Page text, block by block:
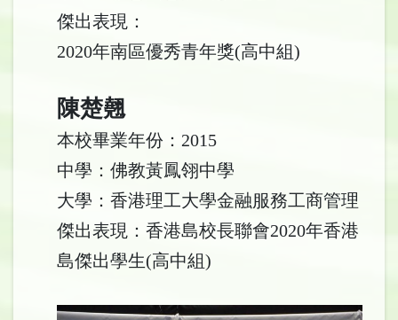
傑出表現：
2020年南區優秀青年獎(高中組)
陳楚翹
本校畢業年份：2015
中學：佛教黃鳳翎中學
大學：香港理工大學金融服務工商管理
傑出表現：香港島校長聯會2020年香港
島傑出學生(高中組)